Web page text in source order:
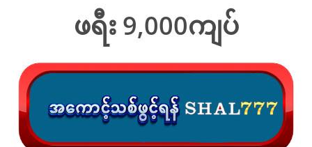
ဖရီး 9,000ကျပ်